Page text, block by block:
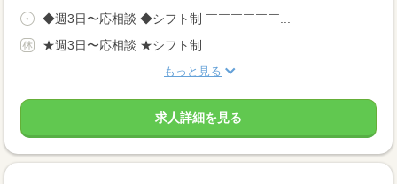
◆週3日〜応相談 ◆シフト制 ￣￣￣￣￣￣...
★週3日〜応相談 ★シフト制
もっと見る
求人詳細を見る